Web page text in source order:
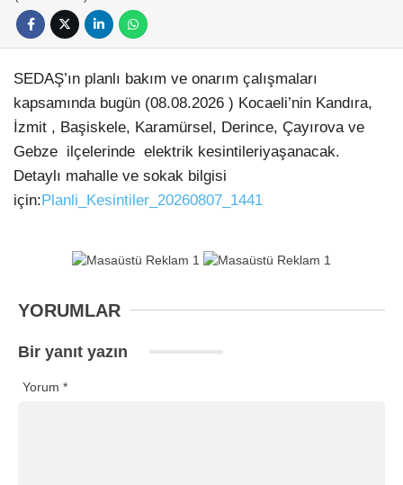
SEDAŞ’ın planlı bakım ve onarım çalışmaları
kapsamında bugün (08.08.2026 ) Kocaeli’nin Kandıra,
İzmit , Başiskele, Karamürsel, Derince, Çayırova ve
Gebze ilçelerinde elektrik kesintileriyaşanacak.
Detaylı mahalle ve sokak bilgisi
için: Planli_Kesintiler_20260807_1441
YORUMLAR
Bir yanıt yazın
Yorum *